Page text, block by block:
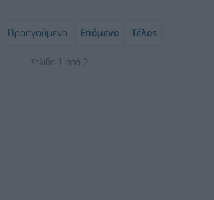
Προηγούμενο Επόμενο Τέλος
Σελίδα 1 από 2